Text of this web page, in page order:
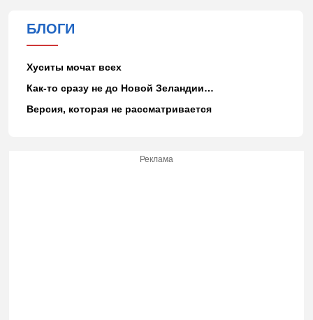
БЛОГИ
Хуситы мочат всех
Как-то сразу не до Новой Зеландии…
Версия, которая не рассматривается
Реклама